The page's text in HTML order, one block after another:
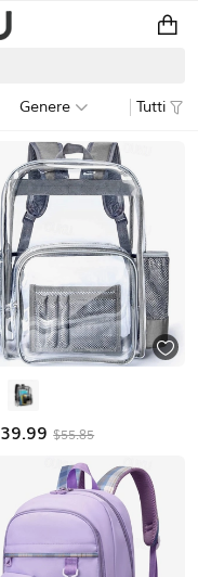
Genere Tutti
39.99 $55.85